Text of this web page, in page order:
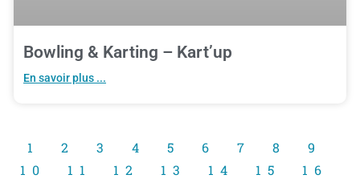
Bowling & Karting – Kart’up
En savoir plus ...
1 2 3 4 5 6 7 8
9
10
11 12 13 14 15 16